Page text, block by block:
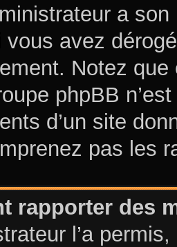
a
avez
Notez que
phpBB
d’un site
pas les
rapporter des
l’a